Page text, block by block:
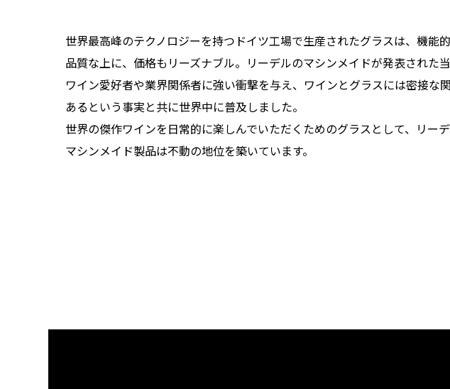
世界最高峰のテクノロジーを持つドイツ工場で生産されたグラスは、機能
品質な上に、価格もリーズナブル。リーデルのマシンメイドが発表された当
ワイン愛好者や業界関係者に強い衝撃を与え、ワインとグラスには密接な
あるという事実と共に世界中に普及しました。
世界の傑作ワインを日常的に楽しんでいただくためのグラスとして、リー
マシンメイド製品は不動の地位を築いています。